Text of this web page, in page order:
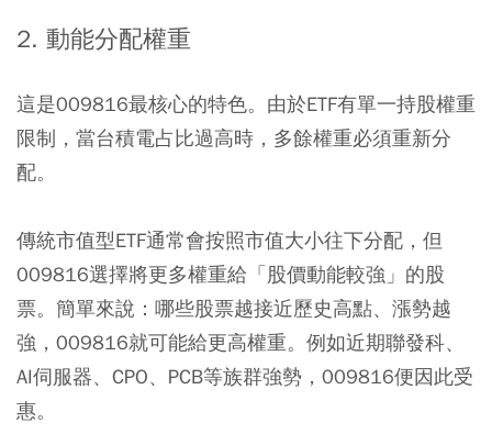
2. 動能分配權重
這是009816最核心的特色。由於ETF有單一持股權重
限制，當台積電占比過高時，多餘權重必須重新分
配。
傳統市值型ETF通常會按照市值大小往下分配，但
009816選擇將更多權重給「股價動能較強」的股
票。簡單來說：哪些股票越接近歷史高點、漲勢越
強，009816就可能給更高權重。例如近期聯發科、
AI伺服器、CPO、PCB等族群強勢，009816便因此受
惠。